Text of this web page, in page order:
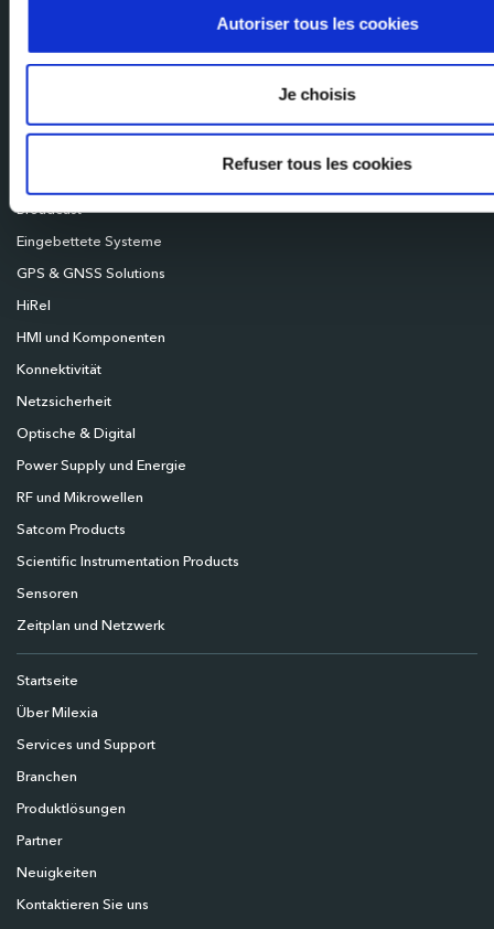
Autoriser tous les cookies
Je choisis
Refuser tous les cookies
Milexia Deutschland
Broadcast
Eingebettete Systeme
GPS & GNSS Solutions
HiRel
HMI und Komponenten
Konnektivität
Netzsicherheit
Optische & Digital
Power Supply und Energie
RF und Mikrowellen
Satcom Products
Scientific Instrumentation Products
Sensoren
Zeitplan und Netzwerk
Startseite
Über Milexia
Services und Support
Branchen
Produktlösungen
Partner
Neuigkeiten
Kontaktieren Sie uns